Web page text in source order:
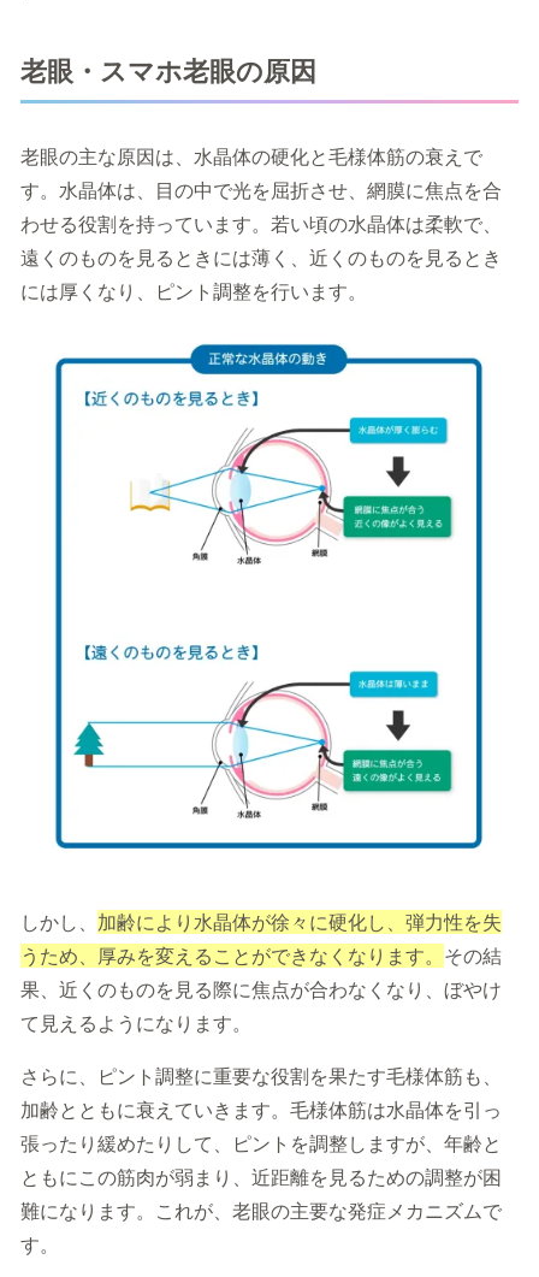
老眼・スマホ老眼の原因
老眼の主な原因は、水晶体の硬化と毛様体筋の衰えで
す。水晶体は、目の中で光を屈折させ、網膜に焦点を合
わせる役割を持っています。若い頃の水晶体は柔軟で、
遠くのものを見るときには薄く、近くのものを見るとき
には厚くなり、ピント調整を行います。
しかし、 加齢により水晶体が徐々に硬化し、弾力性を失
うため、厚みを変えることができなくなります。 その結
果、近くのものを見る際に焦点が合わなくなり、ぼやけ
て見えるようになります。
さらに、ピント調整に重要な役割を果たす毛様体筋も、
加齢とともに衰えていきます。毛様体筋は水晶体を引っ
張ったり緩めたりして、ピントを調整しますが、年齢と
ともにこの筋肉が弱まり、近距離を見るための調整が困
難になります。これが、老眼の主要な発症メカニズムで
す。